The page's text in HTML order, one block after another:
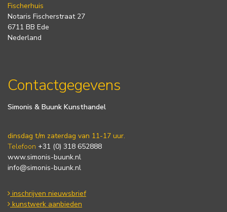
Fischerhuis
Notaris Fischerstraat 27
6711 BB Ede
Nederland
Contactgegevens
Simonis & Buunk Kunsthandel
dinsdag t/m zaterdag van 11-17 uur.
Telefoon +31 (0) 318 652888
www.simonis-buunk.nl
info@simonis-buunk.nl
inschrijven nieuwsbrief
kunstwerk aanbieden